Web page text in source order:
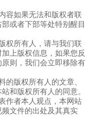
容如果无法和版权者联
或者下部等处特别醒目
权所有人，请与我们联
上版权信息，如果您反
则，我们会立即移除有
的版权所有人的文章、
和版权所有人的同意。
作者本人观点，本网站
文件的出处及其真实